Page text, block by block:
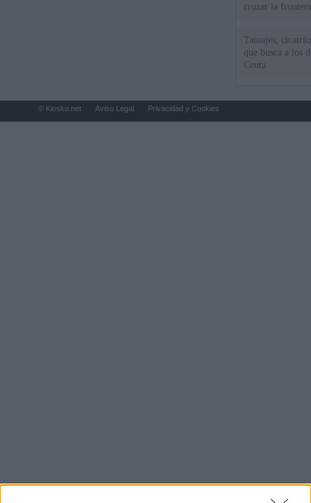
cruzar la
Tatuajes,
que busca a los
Ceuta
© Kiosko.net Aviso Legal Privacidad y Cookies